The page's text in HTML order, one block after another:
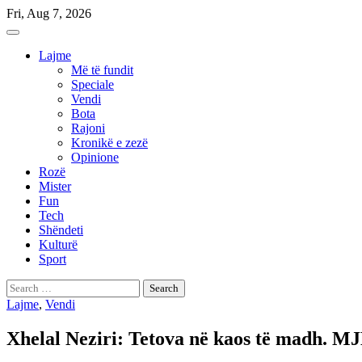
Skip
to
Fri, Aug 7, 2026
Lajme
Më të fundit
Speciale
Vendi
Bota
Rajoni
Kronikë e zezë
Opinione
Rozë
Mister
Fun
Tech
Shëndeti
Kulturë
Sport
Search
for:
Lajme, Vendi
Xhelal Neziri: Tetova në kaos të madh.